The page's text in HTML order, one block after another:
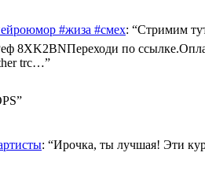
#жиза #смех: “Стримим
8XK2BNПереходи по
trc…”
”
: “Ирочка, ты лучшая! Эти